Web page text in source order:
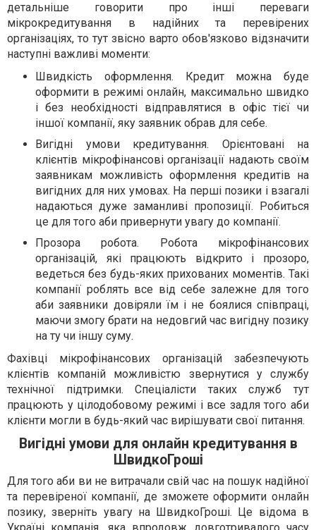
детальніше говорити про інші переваги
мікрокредитування в надійних та перевірених
організаціях, то тут звісно варто обов'язково відзначити
наступні важливі моменти:
Швидкість оформлення. Кредит можна буде
оформити в режимі онлайн, максимально швидко
і без необхідності відправлятися в офіс тієї чи
іншої компанії, яку заявник обрав для себе.
Вигідні умови кредитування. Орієнтовані на
клієнтів мікрофінансові організації надають своїм
заявникам можливість оформлення кредитів на
вигідних для них умовах. На перші позики і взагалі
надаються дуже заманливі пропозиції. Робиться
це для того аби привернути увагу до компанії.
Прозора робота. Робота мікрофінансових
організацій, які працюють відкрито і прозоро,
ведеться без будь-яких прихованих моментів. Такі
компанії роблять все від себе залежне для того
аби заявники довіряли їм і не боялися співпраці,
маючи змогу брати на недовгий час вигідну позику
на ту чи іншу суму.
Фахівці мікрофінансових організацій забезпечують
клієнтів компаній можливістю звернутися у службу
технічної підтримки. Спеціалісти таких служб тут
працюють у цілодобовому режимі і все задля того аби
клієнти могли в будь-який час вирішувати свої питання.
Вигідні умови для онлайн кредитування в
ШвидкоГроші
Для того аби ви не витрачали свій час на пошук надійної
та перевіреної компанії, де зможете оформити онлайн
позику, зверніть увагу на ШвидкоГроші. Це відома в